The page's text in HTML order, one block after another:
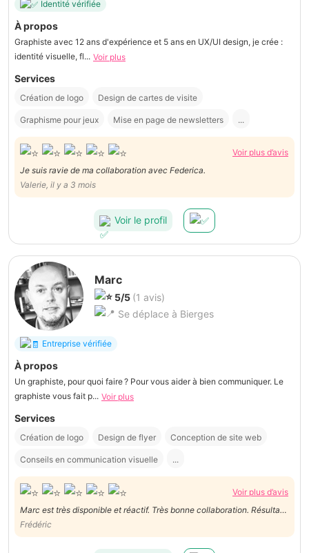
Identité vérifiée
À propos
Graphiste avec 12 ans d'expérience et 5 ans en UX/UI design, je crée :
identité visuelle, fl... Voir plus
Services
Création de logo Design de cartes de visite
Graphisme pour jeux Mise en page de newsletters ...
Voir plus d’avis
Je suis ravie de ma collaboration avec Federica.
Valerie, il y a 3 mois
Voir le profil
Marc
5/5 (1 avis)
Se déplace à Bierges
Entreprise vérifiée
À propos
Un graphiste, pour quoi faire ? Pour vous aider à bien communiquer. Le
graphiste vous fait p... Voir plus
Services
Création de logo Design de flyer Conception de site web
Conseils en communication visuelle ...
Voir plus d’avis
Marc est très disponible et réactif. Très bonne collaboration. Résultat
Frédéric